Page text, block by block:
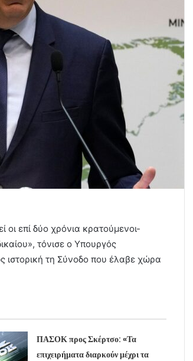
οι επί δύο χρόνια κρατούμενοι-
τόνισε ο Υπουργός
ιστορική τη Σύνοδο που έλαβε χώρα
ΠΑΣΟΚ προς Σκέρτσο: «Τα
επιχειρήματα διαρκούν μέχρι τα